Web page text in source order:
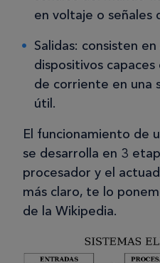
en voltaje o señales
Salidas: consisten
dispositivos
de corriente en una
útil.
El funcionamiento de
se desarrolla en 3
procesador y el
más claro, te lo
de la Wikipedia.